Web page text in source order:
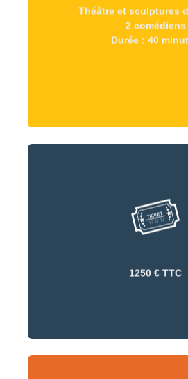
Théâtre et sculptures
2 comédiens
Durée : 40
Théâtre et sculptures
2 comédiens
Durée : 40
1250 € TTC
1250 € TTC